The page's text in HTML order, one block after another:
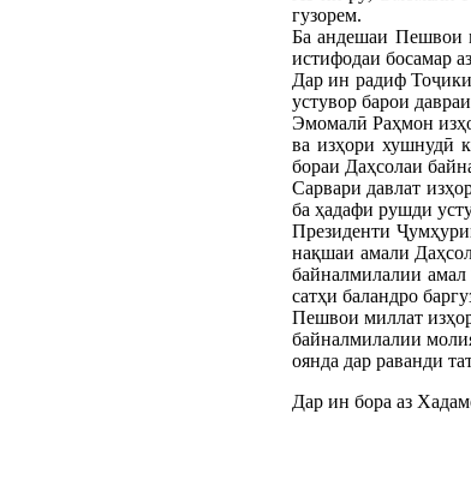
гузорем.
Ба андешаи Пешвои
истифодаи босамар
Дар ин радиф
устувор барои
Эмомалӣ Раҳмон
ва изҳори хушнудӣ
бораи Даҳсолаи
Сарвари давлат
ба ҳадафи рушди
Президенти
нақшаи амали
байналмилалии
сатҳи баландро
Пешвои миллат
байналмилалии
оянда дар раванди
Дар ин бора аз